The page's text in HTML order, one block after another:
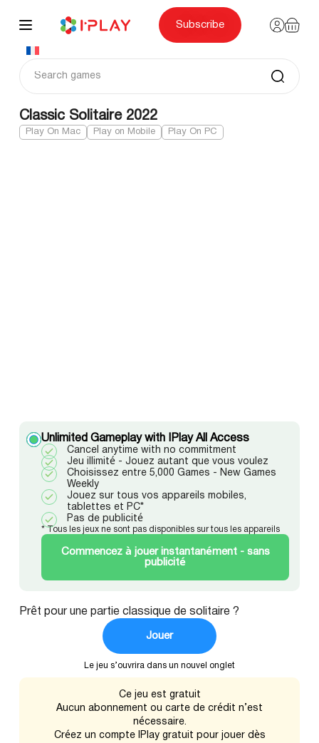
content
Subscribe
Classic Solitaire 2022
Play On Mac Play on Mobile Play On PC
Unlimited Gameplay with IPlay All Access
Cancel anytime with no commitment
Jeu illimité - Jouez autant que vous voulez
Choisissez entre 5,000 Games - New Games
Weekly
Jouez sur tous vos appareils mobiles,
tablettes et PC*
Pas de publicité
* Tous les jeux ne sont pas disponibles sur tous les appareils
Commencez à jouer instantanément - sans
publicité
Prêt pour une partie classique de solitaire ?
Jouer
Le jeu s’ouvrira dans un nouvel onglet
Ce jeu est gratuit
Aucun abonnement ou carte de crédit n’est
nécessaire.
Créez un compte IPlay gratuit pour jouer dès